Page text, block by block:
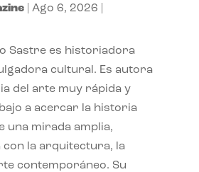
| Ago 6, 2026
Sastre es historiadora
cultural. Es autora
del arte muy rápida y
a acercar la historia
una mirada amplia,
con la arquitectura, la
contemporáneo. Su